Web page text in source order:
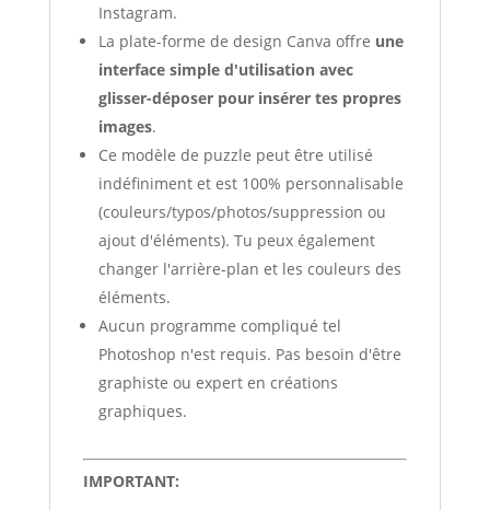
Instagram.
La plate-forme de design Canva offre une
interface simple d'utilisation avec
glisser-déposer pour insérer tes propres
images.
Ce modèle de puzzle peut être utilisé
indéfiniment et est 100% personnalisable
(couleurs/typos/photos/suppression ou
ajout d'éléments). Tu peux également
changer l'arrière-plan et les couleurs des
éléments.
Aucun programme compliqué tel
Photoshop n'est requis. Pas besoin d'être
graphiste ou expert en créations
graphiques.
IMPORTANT: